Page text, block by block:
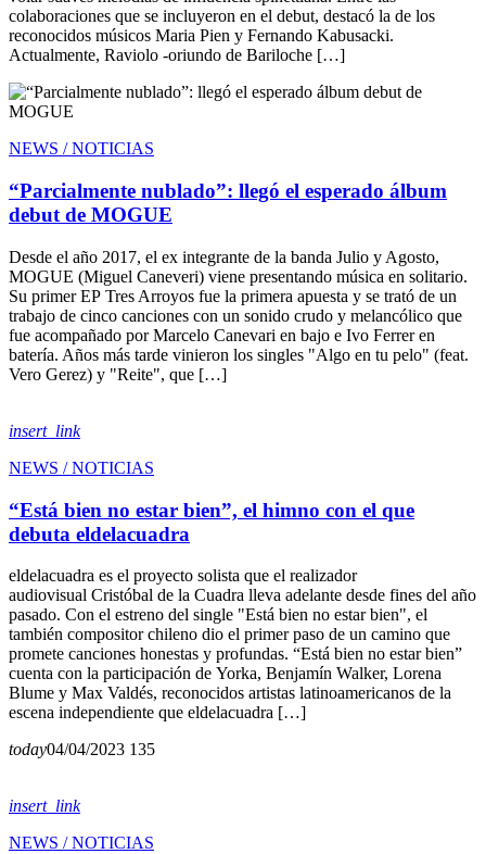
colaboraciones que se incluyeron en el debut, destacó la de los
reconocidos músicos Maria Pien y Fernando Kabusacki.
Actualmente, Raviolo -oriundo de Bariloche […]
NEWS / NOTICIAS
“Parcialmente nublado”: llegó el esperado álbum
debut de MOGUE
Desde el año 2017, el ex integrante de la banda Julio y Agosto,
MOGUE (Miguel Caneveri) viene presentando música en solitario.
Su primer EP Tres Arroyos fue la primera apuesta y se trató de un
trabajo de cinco canciones con un sonido crudo y melancólico que
fue acompañado por Marcelo Canevari en bajo e Ivo Ferrer en
batería. Años más tarde vinieron los singles "Algo en tu pelo" (feat.
Vero Gerez) y "Reite", que […]
insert_link
NEWS / NOTICIAS
“Está bien no estar bien”, el himno con el que
debuta eldelacuadra
eldelacuadra es el proyecto solista que el realizador
audiovisual Cristóbal de la Cuadra lleva adelante desde fines del año
pasado. Con el estreno del single "Está bien no estar bien", el
también compositor chileno dio el primer paso de un camino que
promete canciones honestas y profundas. “Está bien no estar bien”
cuenta con la participación de Yorka, Benjamín Walker, Lorena
Blume y Max Valdés, reconocidos artistas latinoamericanos de la
escena independiente que eldelacuadra […]
today04/04/2023 135
insert_link
NEWS / NOTICIAS